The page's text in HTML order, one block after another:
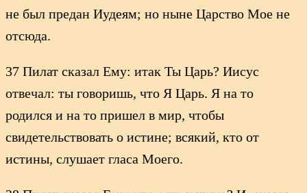
не был предан Иудеям; но ныне Царство Мое не
отсюда.
37 Пилат сказал Ему: итак Ты Царь? Иисус
отвечал: ты говоришь, что Я Царь. Я на то
родился и на то пришел в мир, чтобы
свидетельствовать о истине; всякий, кто от
истины, слушает гласа Моего.